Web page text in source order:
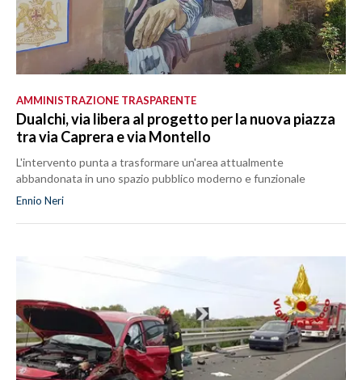
AMMINISTRAZIONE TRASPARENTE
Dualchi, via libera al progetto per la nuova piazza
tra via Caprera e via Montello
L'intervento punta a trasformare un'area attualmente
abbandonata in uno spazio pubblico moderno e funzionale
Ennio Neri